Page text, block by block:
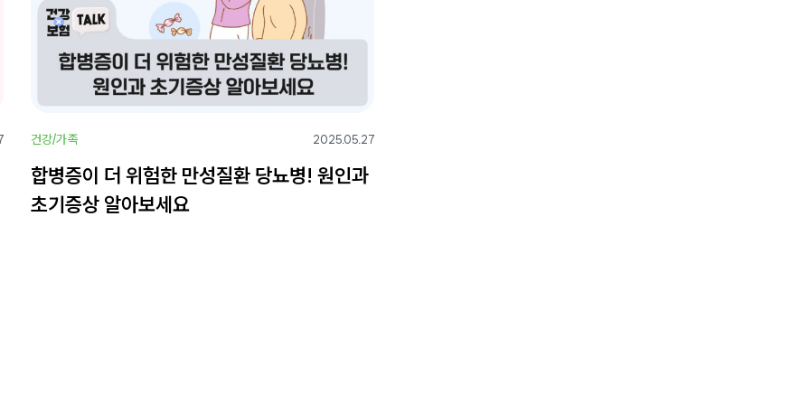
건강/가족 2025.05.27
합병증이 더 위험한 만성질환 당뇨병! 원인과
초기증상 알아보세요